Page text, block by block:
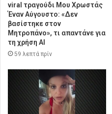
viral τραγούδι Μου Χρωστάς
Έναν Αύγουστο: «Δεν
βασίστηκε στον
Μητροπάνο», τι απαντάνε για
τη χρήση AI
59 λεπτά πρίν